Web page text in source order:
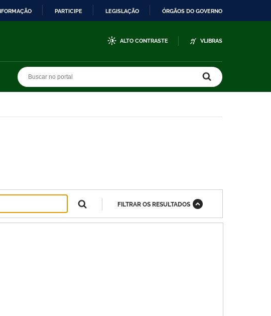
PARTICIPE LEGISLAÇÃO ÓRGÃOS DO GOVERNO
ALTO CONTRASTE VLIBRAS
FILTRAR OS RESULTADOS